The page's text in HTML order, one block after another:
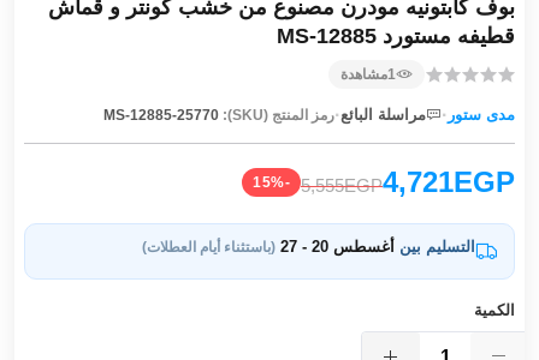
بوف كابتونيه مودرن مصنوع من خشب كونتر و قماش
قطيفه مستورد MS-12885
1مشاهدة
مدى ستور · مراسلة البائع·رمز المنتج (SKU): MS-12885-25770
4,721EGP
5,555EGP
-15%
التسليم بين أغسطس 20 - 27 (باستثناء أيام العطلات)
الكمية